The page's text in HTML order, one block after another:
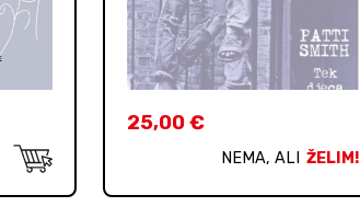
25,00€
NEMA, ALI ŽELIM!